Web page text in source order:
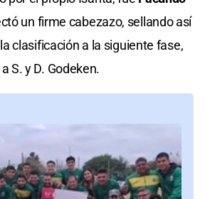
un firme cabezazo, sellando así
clasificación a la siguiente fase,
S. y D. Godeken.